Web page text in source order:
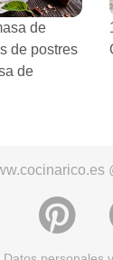
de
de postres
de